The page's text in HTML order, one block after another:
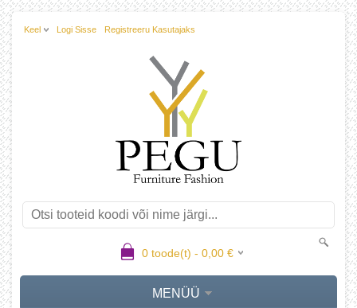
Keel Logi Sisse Registreeru Kasutajaks
0toode(t) - 0,00€
MENÜÜ